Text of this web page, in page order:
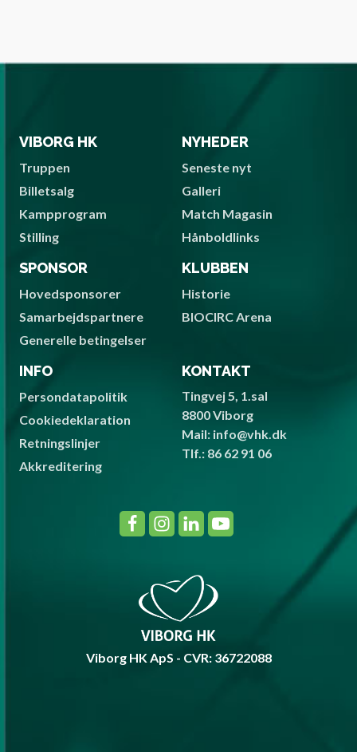
VIBORG HK
Truppen
Billetsalg
Kampprogram
Stilling
NYHEDER
Seneste nyt
Galleri
Match Magasin
Hånboldlinks
SPONSOR
Hovedsponsorer
Samarbejdspartnere
Generelle betingelser
KLUBBEN
Historie
BIOCIRC Arena
INFO
Persondatapolitik
Cookiedeklaration
Retningslinjer
Akkreditering
KONTAKT
Tingvej 5, 1.sal
8800 Viborg
Mail: info@vhk.dk
Tlf.: 86 62 91 06
Viborg HK ApS - CVR: 36722088